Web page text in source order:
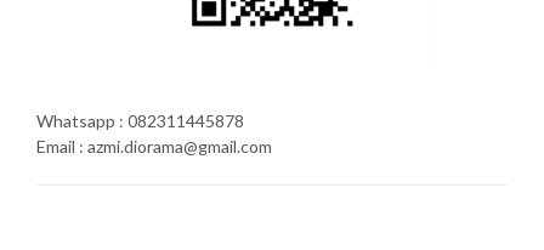
Whatsapp : 082311445878
Email : azmi.diorama@gmail.com